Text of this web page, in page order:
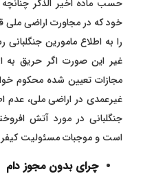
حسب ماده اخیر الذکر
خود که در مجاورت اراضی ملی
را به اطلاع مامورین
غیر این صورت اگر حریق به
مجازات تعیین شده محکوم
غیرعمدی در اراضی ملی، عدم
جنگلبانی در مورد آتش
است و موجبات مسئولیت
چرای بدون مجوز دام